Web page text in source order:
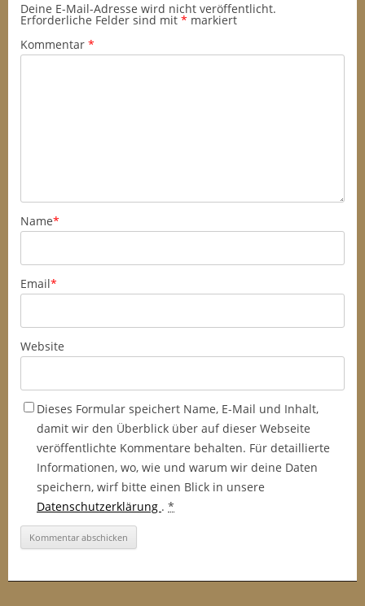
Deine E-Mail-Adresse wird nicht veröffentlicht.
Erforderliche Felder sind mit * markiert
Kommentar *
Name*
Email*
Website
Dieses Formular speichert Name, E-Mail und Inhalt,
damit wir den Überblick über auf dieser Webseite
veröffentlichte Kommentare behalten. Für detaillierte
Informationen, wo, wie und warum wir deine Daten
speichern, wirf bitte einen Blick in unsere
Datenschutzerklärung . *